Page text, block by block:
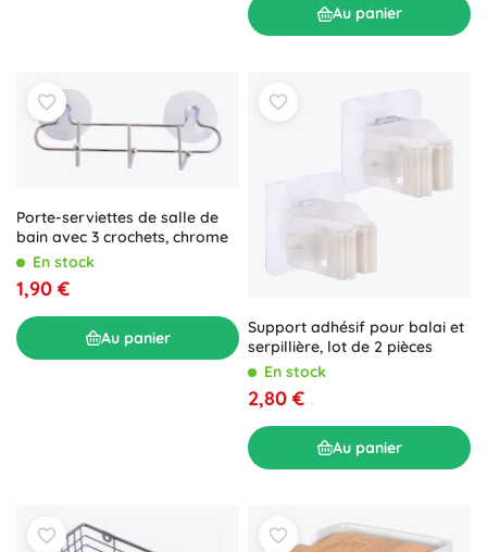
Au panier
Porte-serviettes de salle de
bain avec 3 crochets, chrome
En stock
1,90 €
Au panier
Support adhésif pour balai et
serpillière, lot de 2 pièces
En stock
2,80 €
Au panier